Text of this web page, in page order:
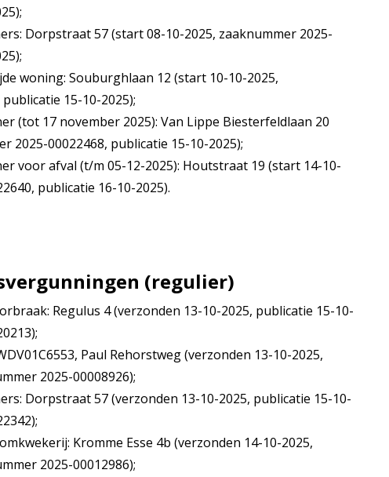
Dorpstraat 57 (start 08-10-2025, zaaknummer 2025-
woning: Souburghlaan 12 (start 10-10-2025,
15-10-2025);
(tot 17 november 2025): Van Lippe Biesterfeldlaan 20
2025-00022468, publicatie 15-10-2025);
voor afval (t/m 05-12-2025): Houtstraat 19 (start 14-10-
publicatie 16-10-2025).
(regulier)
Regulus 4 (verzonden 13-10-2025, publicatie 15-10-
Paul Rehorstweg (verzonden 13-10-2025,
2025-00008926);
Dorpstraat 57 (verzonden 13-10-2025, publicatie 15-10-
Kromme Esse 4b (verzonden 14-10-2025,
2025-00012986);